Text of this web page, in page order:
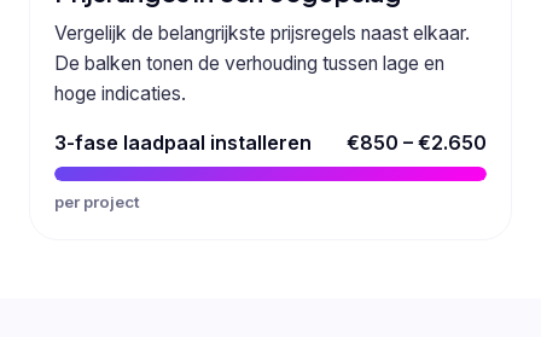
Vergelijk de belangrijkste prijsregels naast elkaar.
De balken tonen de verhouding tussen lage en
hoge indicaties.
3-fase laadpaal installeren €850 – €2.650
per project